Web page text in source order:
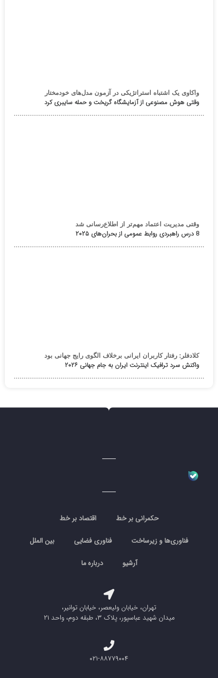
واکاوی یک اشتباه استراتژیکی در آزمون مدل‌های خودمختار
وقتی هوش مصنوعی از آزمایشگاه گریخت و حمله سایبری کرد
وقتی مدیریت اعتماد مهم‌تر از اطلاع‌رسانی شد
8 درس راهبردی روابط عمومی از بحران‌های ۲۰۲۵
کلادفلر: رفتار کاربران ایرانی برخلاف الگوی رایج جهانی بود
واکنش سرد ترافیک اینترنت ایران به جام جهانی ۲۰۲۶
حکمرانی بر خط اقتصاد بر خط
فناوری‌ها و زیرساخت فناوری فضایی بین الملل
آرشیو درباره ما
تهران، خیابان ولیعصر، خیابان توانیر،
میدان شهید عباسپور، پلاک ۳، طبقه دوم، واحد ۲۱
۰۲۱-۸۸۷۷۹۰۰۴